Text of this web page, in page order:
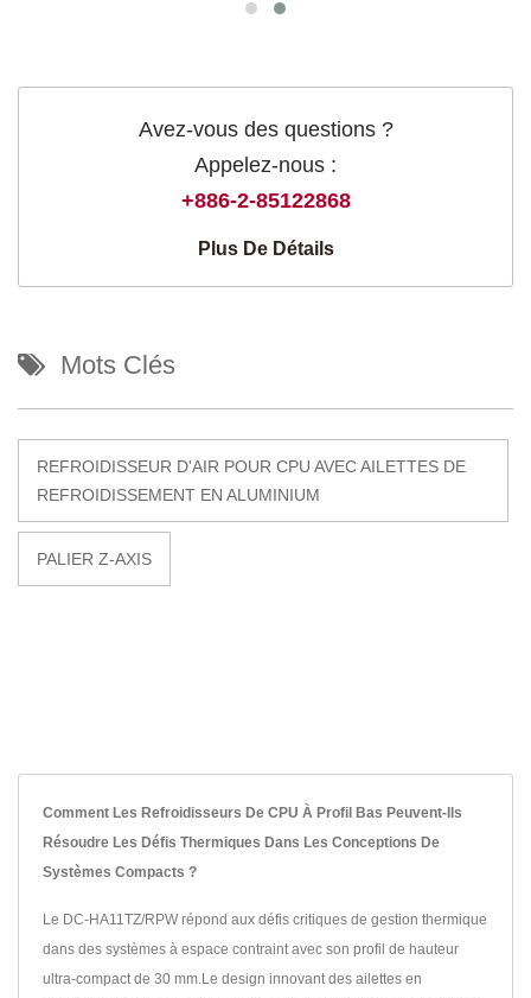
Avez-vous des questions ?
Appelez-nous :
+886-2-85122868
Plus De Détails
Mots Clés
REFROIDISSEUR D'AIR POUR CPU AVEC AILETTES DE
REFROIDISSEMENT EN ALUMINIUM
PALIER Z-AXIS
Comment Les Refroidisseurs De CPU À Profil Bas Peuvent-Ils
Résoudre Les Défis Thermiques Dans Les Conceptions De
Systèmes Compacts ?
Le DC-HA11TZ/RPW répond aux défis critiques de gestion thermique
dans des systèmes à espace contraint avec son profil de hauteur
ultra-compact de 30 mm.Le design innovant des ailettes en